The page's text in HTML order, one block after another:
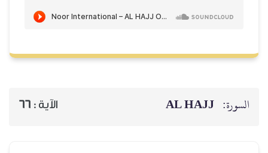
السورة: AL HAJJ الآية : 66